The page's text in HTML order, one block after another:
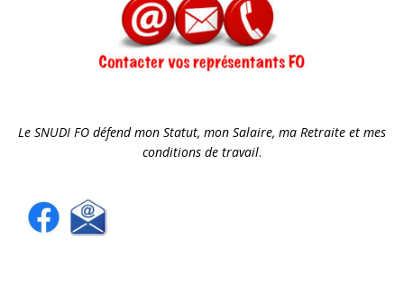
Le SNUDI FO défend mon Statut, mon Salaire, ma Retraite et mes
conditions de travail.